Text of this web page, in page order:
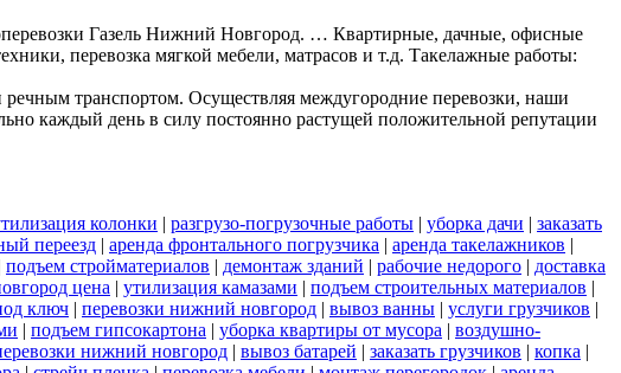
Газель Нижний Новгород. … Квартирные, дачные, офисные
перевозка мягкой мебели, матрасов и т.д. Такелажные работы:
транспортом. Осуществляя междугородние перевозки, наши
каждый день в силу постоянно растущей положительной репутации
колонки | разгрузо-погрузочные работы | уборка дачи | заказать
переезд | аренда фронтального погрузчика | аренда такелажников |
подъем стройматериалов | демонтаж зданий | рабочие недорого | доставка
цена | утилизация камазами | подъем строительных материалов |
ключ | перевозки нижний новгород | вывоз ванны | услуги грузчиков |
| подъем гипсокартона | уборка квартиры от мусора | воздушно-
нижний новгород | вывоз батарей | заказать грузчиков | копка |